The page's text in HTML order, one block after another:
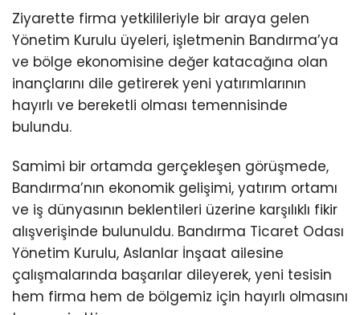
Ziyarette firma yetkilileriyle bir araya gelen
Yönetim Kurulu üyeleri, işletmenin Bandırma’ya
ve bölge ekonomisine değer katacağına olan
inançlarını dile getirerek yeni yatırımlarının
hayırlı ve bereketli olması temennisinde
bulundu.
Samimi bir ortamda gerçekleşen görüşmede,
Bandırma’nın ekonomik gelişimi, yatırım ortamı
ve iş dünyasının beklentileri üzerine karşılıklı fikir
alışverişinde bulunuldu. Bandırma Ticaret Odası
Yönetim Kurulu, Aslanlar İnşaat ailesine
çalışmalarında başarılar dileyerek, yeni tesisin
hem firma hem de bölgemiz için hayırlı olmasını